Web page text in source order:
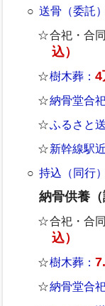
送骨（委託
合祀・合
込）
樹木葬：4
納骨堂合
ふるさと
新幹線駅
持込（同行
納骨供養（
合祀・合
込）
樹木葬：
納骨堂合